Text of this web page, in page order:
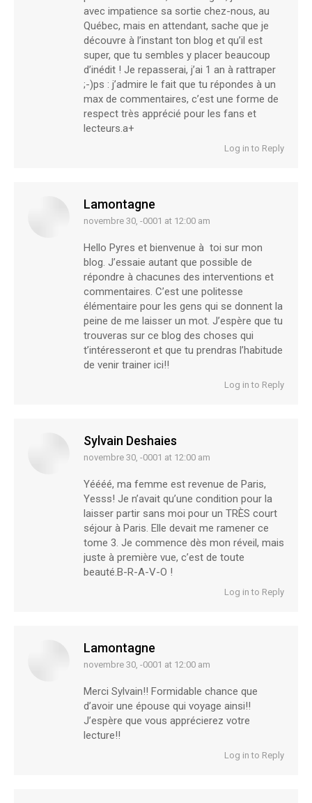
avec impatience sa sortie chez-nous, au
Québec, mais en attendant, sache que je
découvre à l’instant ton blog et qu’il est
super, que tu sembles y placer beaucoup
d’inédit ! Je repasserai, j’ai 1 an à rattraper
;-)ps : j’admire le fait que tu répondes à un
max de commentaires, c’est une forme de
respect très apprécié pour les fans et
lecteurs.a+
Log in to Reply
Lamontagne
says:
novembre 30, -0001 at 12:00 am
Hello Pyres et bienvenue à toi sur mon
blog. J’essaie autant que possible de
répondre à chacunes des interventions et
commentaires. C’est une politesse
élémentaire pour les gens qui se donnent la
peine de me laisser un mot. J’espère que tu
trouveras sur ce blog des choses qui
t’intéresseront et que tu prendras l’habitude
de venir trainer ici!!
Log in to Reply
Sylvain Deshaies
says:
novembre 30, -0001 at 12:00 am
Yéééé, ma femme est revenue de Paris,
Yesss! Je n’avait qu’une condition pour la
laisser partir sans moi pour un TRÈS court
séjour à Paris. Elle devait me ramener ce
tome 3. Je commence dès mon réveil, mais
juste à première vue, c’est de toute
beauté.B-R-A-V-O !
Log in to Reply
Lamontagne
says:
novembre 30, -0001 at 12:00 am
Merci Sylvain!! Formidable chance que
d’avoir une épouse qui voyage ainsi!!
J’espère que vous apprécierez votre
lecture!!
Log in to Reply